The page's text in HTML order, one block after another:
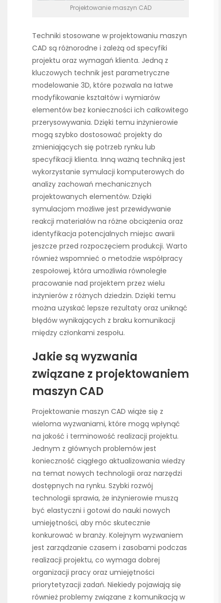
Projektowanie maszyn CAD
Techniki stosowane w projektowaniu maszyn
CAD są różnorodne i zależą od specyfiki
projektu oraz wymagań klienta. Jedną z
kluczowych technik jest parametryczne
modelowanie 3D, które pozwala na łatwe
modyfikowanie kształtów i wymiarów
elementów bez konieczności ich całkowitego
przerysowywania. Dzięki temu inżynierowie
mogą szybko dostosować projekty do
zmieniających się potrzeb rynku lub
specyfikacji klienta. Inną ważną techniką jest
wykorzystanie symulacji komputerowych do
analizy zachowań mechanicznych
projektowanych elementów. Dzięki
symulacjom możliwe jest przewidywanie
reakcji materiałów na różne obciążenia oraz
identyfikacja potencjalnych miejsc awarii
jeszcze przed rozpoczęciem produkcji. Warto
również wspomnieć o metodzie współpracy
zespołowej, która umożliwia równoległe
pracowanie nad projektem przez wielu
inżynierów z różnych dziedzin. Dzięki temu
można uzyskać lepsze rezultaty oraz uniknąć
błędów wynikających z braku komunikacji
między członkami zespołu.
Jakie są wyzwania
związane z projektowaniem
maszyn CAD
Projektowanie maszyn CAD wiąże się z
wieloma wyzwaniami, które mogą wpłynąć
na jakość i terminowość realizacji projektu.
Jednym z głównych problemów jest
konieczność ciągłego aktualizowania wiedzy
na temat nowych technologii oraz narzędzi
dostępnych na rynku. Szybki rozwój
technologii sprawia, że inżynierowie muszą
być elastyczni i gotowi do nauki nowych
umiejętności, aby móc skutecznie
konkurować w branży. Kolejnym wyzwaniem
jest zarządzanie czasem i zasobami podczas
realizacji projektu, co wymaga dobrej
organizacji pracy oraz umiejętności
priorytetyzacji zadań. Niekiedy pojawiają się
również problemy związane z komunikacją w